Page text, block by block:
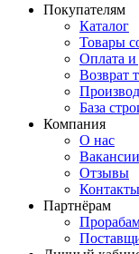
Покупателям
Каталог
Товары
Оплата и
Возврат
База
Компания
О нас
Вакансии
Отзывы
Контакты
Партнёрам